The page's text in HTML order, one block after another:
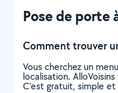
Pose de porte
Comment trouver
Vous cherchez un
localisation.
C’est gratuit, simple